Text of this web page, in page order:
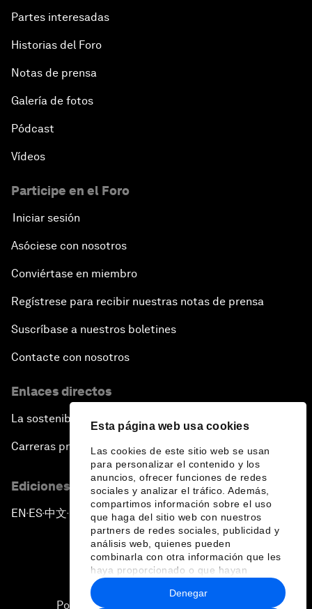
Esta página web usa cookies
Las cookies de este sitio web se usan
para personalizar el contenido y los
anuncios, ofrecer funciones de redes
sociales y analizar el tráfico. Además,
compartimos información sobre el uso
que haga del sitio web con nuestros
partners de redes sociales, publicidad y
análisis web, quienes pueden
combinarla con otra información que les
haya proporcionado o que hayan
recopilado a partir del uso que haya
hecho de sus servicios.
Denegar
Partes interesadas
Historias del Foro
Notas de prensa
Galería de fotos
Pódcast
Vídeos
Participe en el Foro
Iniciar sesión
Asóciese con nosotros
Conviértase en miembro
Regístrese para recibir nuestras notas de prensa
Suscríbase a nuestros boletines
Contacte con nosotros
Enlaces directos
La sostenibilidad en el Foro
Carreras profesionales
Ediciones en otros idiomas
EN ▪ES▪中文▪ 日本語
Política de privacidad y normas de uso